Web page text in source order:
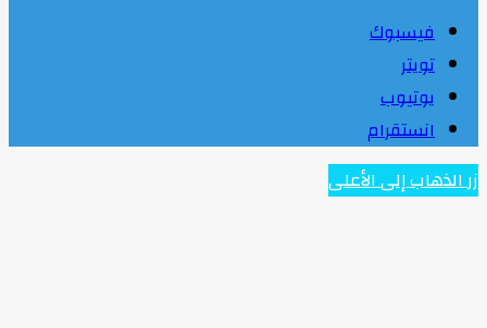
فيسبوك
تويتر
يوتيوب
انستقرام
زر الذهاب إلى الأعلى